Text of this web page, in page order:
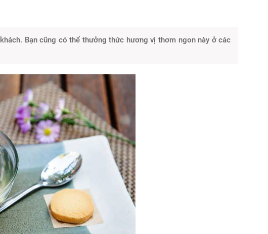
Bạn cũng có thể thưởng thức hương vị thơm ngon này ở các